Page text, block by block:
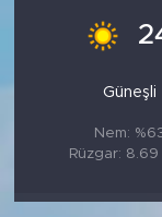
Güneşli
Nem:
Rüzgar: 8.69